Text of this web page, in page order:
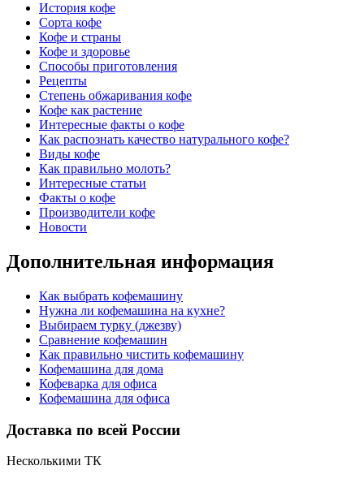
История кофе
Сорта кофе
Кофе и страны
Кофе и здоровье
Способы приготовления
Рецепты
Степень обжаривания кофе
Кофе как растение
Интересные факты о кофе
Как распознать качество натурального кофе?
Виды кофе
Как правильно молоть?
Интересные статьи
Факты о кофе
Производители кофе
Новости
Дополнительная информация
Как выбрать кофемашину
Нужна ли кофемашина на кухне?
Выбираем турку (джезву)
Сравнение кофемашин
Как правильно чистить кофемашину
Кофемашина для дома
Кофеварка для офиса
Кофемашина для офиса
Доставка по всей России
Несколькими ТК